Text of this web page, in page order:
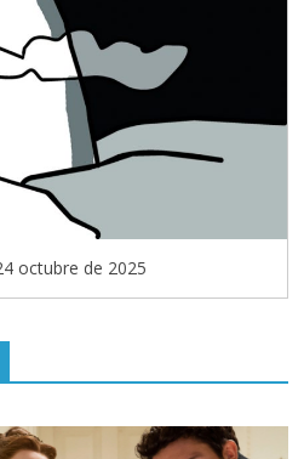
octubre de 2025